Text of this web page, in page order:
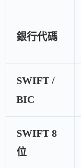
銀行代碼
SWIFT /
BIC
SWIFT 8
位